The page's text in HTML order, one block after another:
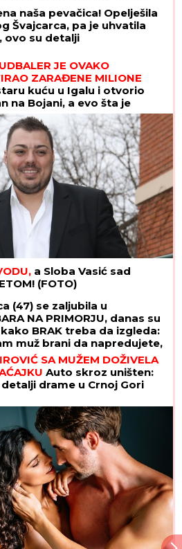
naša pevačica! Opelješila
Švajcarca, pa je uhvatila
ovo su detalji
JE OVAKO
ZARAĐENE MILIONE
kuću u Igalu i otvorio
na Bojani, a evo šta je
supruzi posle razvoda
a Sloba Vasić sad
(FOTO)
(47) se zaljubila u
NA PRIMORJU, danas su
BRAK treba da izgleda:
muž brani da napredujete,
VAS"
SA MUŽEM DOŽIVELA
Auto skroz uništen:
detalji drame u Crnoj Gori